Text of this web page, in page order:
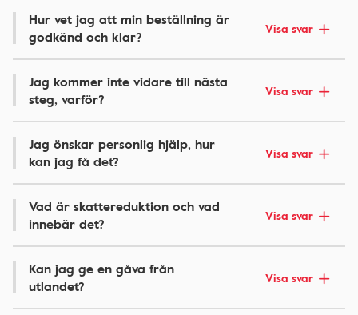
Hur vet jag att min beställning är
godkänd och klar?
Visa svar
Jag kommer inte vidare till nästa
steg, varför?
Visa svar
Jag önskar personlig hjälp, hur
kan jag få det?
Visa svar
Vad är skattereduktion och vad
innebär det?
Visa svar
Kan jag ge en gåva från
utlandet?
Visa svar